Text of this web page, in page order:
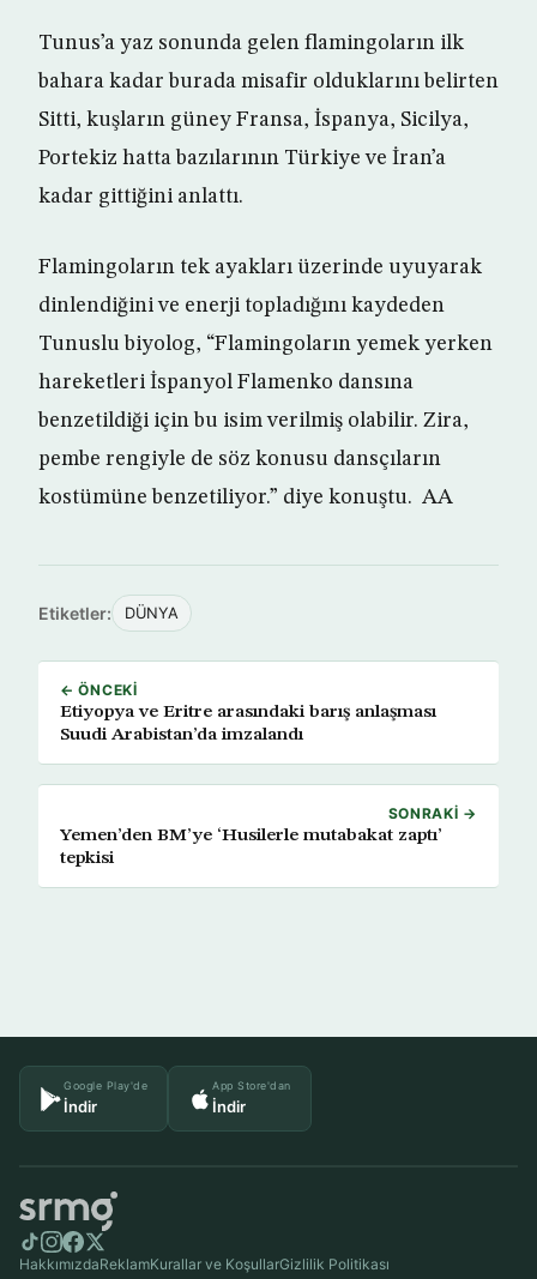
Tunus’a yaz sonunda gelen flamingoların ilk
bahara kadar burada misafir olduklarını belirten
Sitti, kuşların güney Fransa, İspanya, Sicilya,
Portekiz hatta bazılarının Türkiye ve İran’a
kadar gittiğini anlattı.
Flamingoların tek ayakları üzerinde uyuyarak
dinlendiğini ve enerji topladığını kaydeden
Tunuslu biyolog, “Flamingoların yemek yerken
hareketleri İspanyol Flamenko dansına
benzetildiği için bu isim verilmiş olabilir. Zira,
pembe rengiyle de söz konusu dansçıların
kostümüne benzetiliyor.” diye konuştu. AA
Etiketler: DÜNYA
← ÖNCEKI
Etiyopya ve Eritre arasındaki barış anlaşması
Suudi Arabistan’da imzalandı
SONRAKI →
Yemen’den BM’ye ‘Husilerle mutabakat zaptı’
tepkisi
Google Play'de
İndir
App Store'dan
İndir
HakkımızdaReklamKurallar ve KoşullarGizlilik Politikası